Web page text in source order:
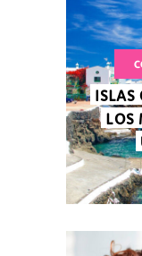
ISLAS
LOS